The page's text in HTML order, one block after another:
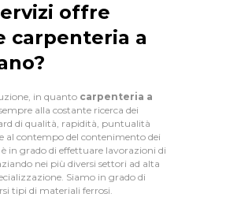
offre
carpenteria a
in quanto carpenteria a
alla costante ricerca dei
di qualità, rapidità, puntualità
al contempo del contenimento dei
è in grado di effettuare lavorazioni di
nei più diversi settori ad alta
Siamo in grado di
tipi di materiali ferrosi.